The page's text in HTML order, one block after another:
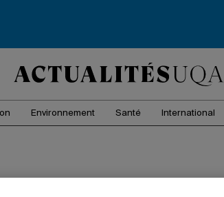
Environnement Santé International